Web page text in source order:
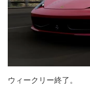
ウィークリー終了。